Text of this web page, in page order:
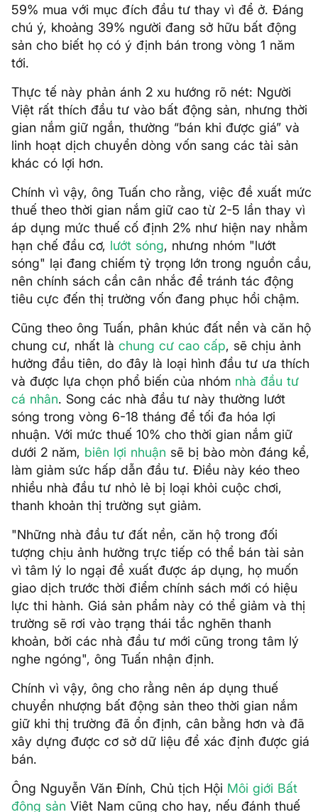
59% mua với mục đích đầu tư thay vì để ở. Đáng
chú ý, khoảng 39% người đang sở hữu bất động
sản cho biết họ có ý định bán trong vòng 1 năm
tới.
Thực tế này phản ánh 2 xu hướng rõ nét: Người
Việt rất thích đầu tư vào bất động sản, nhưng thời
gian nắm giữ ngắn, thường “bán khi được giá” và
linh hoạt dịch chuyển dòng vốn sang các tài sản
khác có lợi hơn.
Chính vì vậy, ông Tuấn cho rằng, việc đề xuất mức
thuế theo thời gian nắm giữ cao từ 2-5 lần thay vì
áp dụng mức thuế cố định 2% như hiện nay nhằm
hạn chế đầu cơ, lướt sóng, nhưng nhóm "lướt
sóng" lại đang chiếm tỷ trọng lớn trong nguồn cầu,
nên chính sách cần cân nhắc để tránh tác động
tiêu cực đến thị trường vốn đang phục hồi chậm.
Cũng theo ông Tuấn, phân khúc đất nền và căn hộ
chung cư, nhất là chung cư cao cấp, sẽ chịu ảnh
hưởng đầu tiên, do đây là loại hình đầu tư ưa thích
và được lựa chọn phổ biến của nhóm nhà đầu tư
cá nhân. Song các nhà đầu tư này thường lướt
sóng trong vòng 6-18 tháng để tối đa hóa lợi
nhuận. Với mức thuế 10% cho thời gian nắm giữ
dưới 2 năm, biên lợi nhuận sẽ bị bào mòn đáng kể,
làm giảm sức hấp dẫn đầu tư. Điều này kéo theo
nhiều nhà đầu tư nhỏ lẻ bị loại khỏi cuộc chơi,
thanh khoản thị trường sụt giảm.
"Những nhà đầu tư đất nền, căn hộ trong đối
tượng chịu ảnh hưởng trực tiếp có thể bán tài sản
vì tâm lý lo ngại đề xuất được áp dụng, họ muốn
giao dịch trước thời điểm chính sách mới có hiệu
lực thi hành. Giá sản phẩm này có thể giảm và thị
trường sẽ rơi vào trạng thái tắc nghẽn thanh
khoản, bởi các nhà đầu tư mới cũng trong tâm lý
nghe ngóng", ông Tuấn nhận định.
Chính vì vậy, ông cho rằng nên áp dụng thuế
chuyển nhượng bất động sản theo thời gian nắm
giữ khi thị trường đã ổn định, cân bằng hơn và đã
xây dựng được cơ sở dữ liệu để xác định được giá
bán.
Ông Nguyễn Văn Đính, Chủ tịch Hội Môi giới Bất
động sản Việt Nam cũng cho hay, nếu đánh thuế